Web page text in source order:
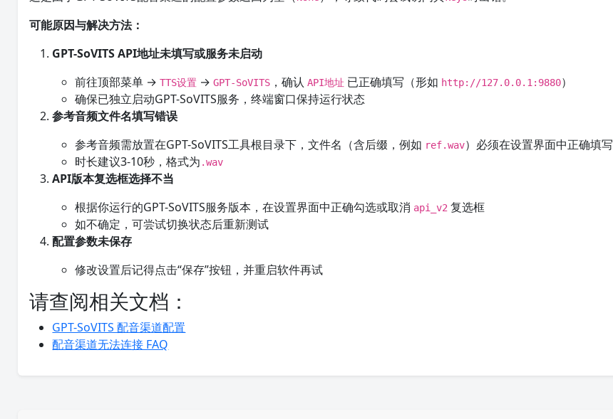
可能原因与解决方法：
GPT-SoVITS API地址未填写或服务未启动
前往顶部菜单 →TTS设置 →GPT-SoVITS ，确认API地址 已正确填写（形如 http://127.0.0.1:9880）
确保已独立启动GPT-SoVITS服务，终端窗口保持运行状态
参考音频文件名填写错误
参考音频需放置在GPT-SoVITS工具根目录下，文件名（含后缀，例如 ref.wav）必须在设置界面中正确填写
时长建议3-10秒，格式为 .wav
API版本复选框选择不当
根据你运行的GPT-SoVITS服务版本，在设置界面中正确勾选或取消 api_v2 复选框
如不确定，可尝试切换状态后重新测试
配置参数未保存
修改设置后记得点击“保存”按钮，并重启软件再试
请查阅相关文档：
GPT-SoVITS 配音渠道配置
配音渠道无法连接 FAQ